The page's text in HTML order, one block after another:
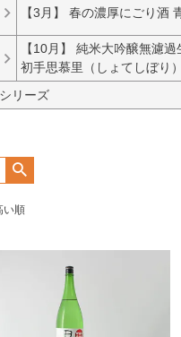
【3月】 春の濃厚にごり酒
【10月】 純米大吟醸無濾
初手思慕里（しょてしぼり）
リーズ
い順